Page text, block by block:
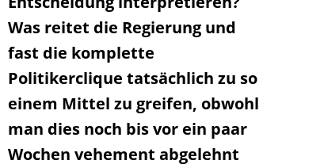
Was reitet die Regierung und
fast die komplette
Politikerclique tatsächlich zu so
einem Mittel zu greifen, obwohl
man dies noch bis vor ein paar
Wochen vehement abgelehnt